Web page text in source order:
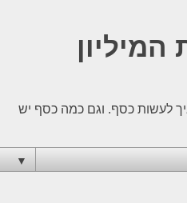
לעשות כסף. וגם כמה כסף יש
▼